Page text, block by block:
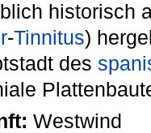
historisch
-Tinnitus)
des
Westwind